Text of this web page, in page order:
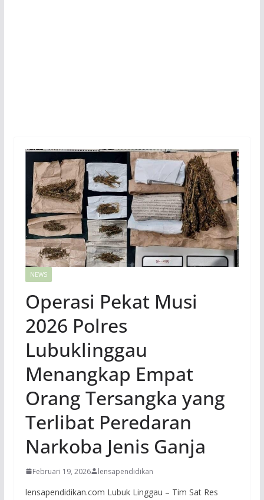
NEWS
Operasi Pekat Musi
2026 Polres
Lubuklinggau
Menangkap Empat
Orang Tersangka yang
Terlibat Peredaran
Narkoba Jenis Ganja
Februari 19, 2026 lensapendidikan
lensapendidikan.com Lubuk Linggau – Tim Sat Res